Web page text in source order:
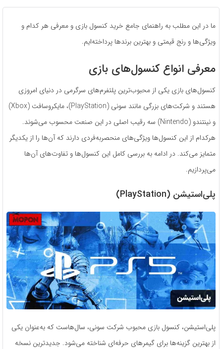
ما در این مطلب به راهنمای جامع خرید کنسول بازی و معرفی هر کدام و
ویژگی‌ها و رنج قیمتی و بهترین برندها پرداخته‌ایم.
معرفی انواع کنسول‌های بازی
کنسول‌های بازی یکی از محبوب‌ترین پلتفرم‌های سرگرمی در دنیای امروزی
هستند و شرکت‌های بزرگی مانند سونی (PlayStation)، مایکروسافت (Xbox)
و نینتندو (Nintendo) سه رقیب اصلی در این صنعت محسوب می‌شوند.
هرکدام از این کنسول‌ها ویژگی‌های منحصربه‌فردی دارند که آن‌ها را از یکدیگر
متمایز می‌کند. در ادامه به بررسی کامل این کنسول‌ها و تفاوت‌های آن‌ها
می‌پردازیم.
پلی‌استیشن (PlayStation)
پلی‌استیشن، کنسول بازی محبوب شرکت سونی، سال‌هاست که به‌عنوان یکی
از بهترین گزینه‌ها برای گیمرهای حرفه‌ای شناخته می‌شود. جدیدترین نسخه